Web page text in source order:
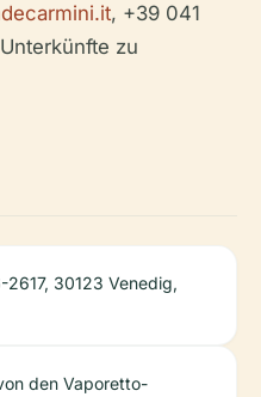
, +39 041
zu
2617, 30123 Venedig,
den Vaporetto-